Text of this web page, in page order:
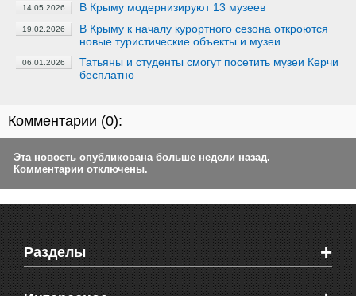
14.05.2026 В Крыму модернизируют 13 музеев
19.02.2026
В Крыму к началу курортного сезона откроются
новые туристические объекты и музеи
06.01.2026
Татьяны и студенты смогут посетить музеи Керчи
бесплатно
Комментарии (0):
Эта новость опубликована больше недели назад.
Комментарии отключены.
Разделы +
Новости Феодосии